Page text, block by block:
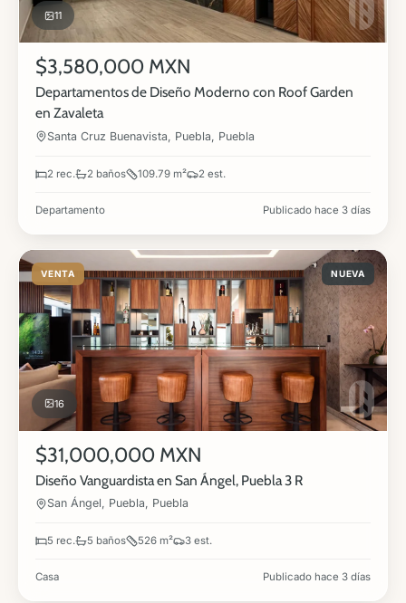
11
$3,580,000 MXN
Departamentos de Diseño Moderno con Roof Garden
en Zavaleta
Santa Cruz Buenavista, Puebla, Puebla
2 rec. 2 baños 109.79 m² 2 est.
Departamento Publicado hace 3 días
VENTA NUEVA
16
$31,000,000 MXN
Diseño Vanguardista en San Ángel, Puebla 3 R
San Ángel, Puebla, Puebla
5 rec. 5 baños 526 m² 3 est.
Casa Publicado hace 3 días